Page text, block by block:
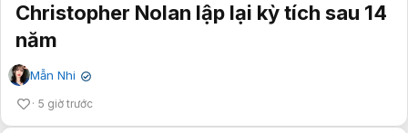
Christopher Nolan lập lại kỳ tích sau 14
năm
Mẫn Nhi ✔
5 giờ trước